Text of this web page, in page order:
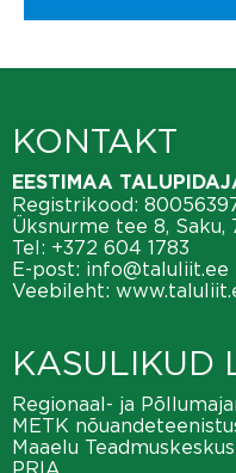
KONTAKT
EESTIMAA
Registrikood:
Üksnurme tee 8, Saku,
Tel: +372 604 1783
E-post: info@taluliit.ee
Veebileht:
KASULIKUD
Regionaal- ja
METK
Maaelu Teadmuskeskus
PRIA